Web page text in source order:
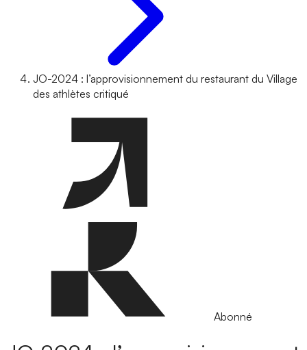
JO-2024 : l’approvisionnement du restaurant du Village
des athlètes critiqué
Abonné